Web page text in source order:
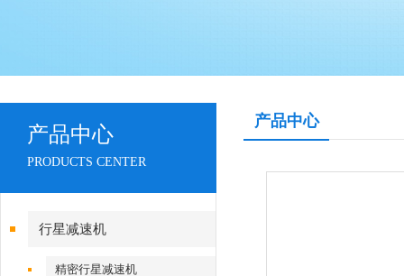
产品中心
PRODUCTS CENTER
行星减速机
精密行星减速机
产品中心